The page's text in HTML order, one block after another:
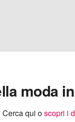
moda
qui oscopri i